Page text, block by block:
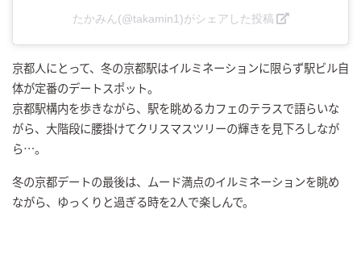
たかみん(@takamin1)がシェアした投稿
京都人にとって、冬の京都駅はイルミネーションに限らず駅ビル自
体が定番のデートスポット。
京都駅構内を歩きながら、駅を眺めるカフェのテラスで語らいな
がら、大階段に腰掛けてクリスマスツリーの輝きを見下ろしなが
ら…。
冬の京都デートの最後は、ムード満点のイルミネーションを眺め
ながら、ゆっくりと過ぎる時を2人で楽しんで。